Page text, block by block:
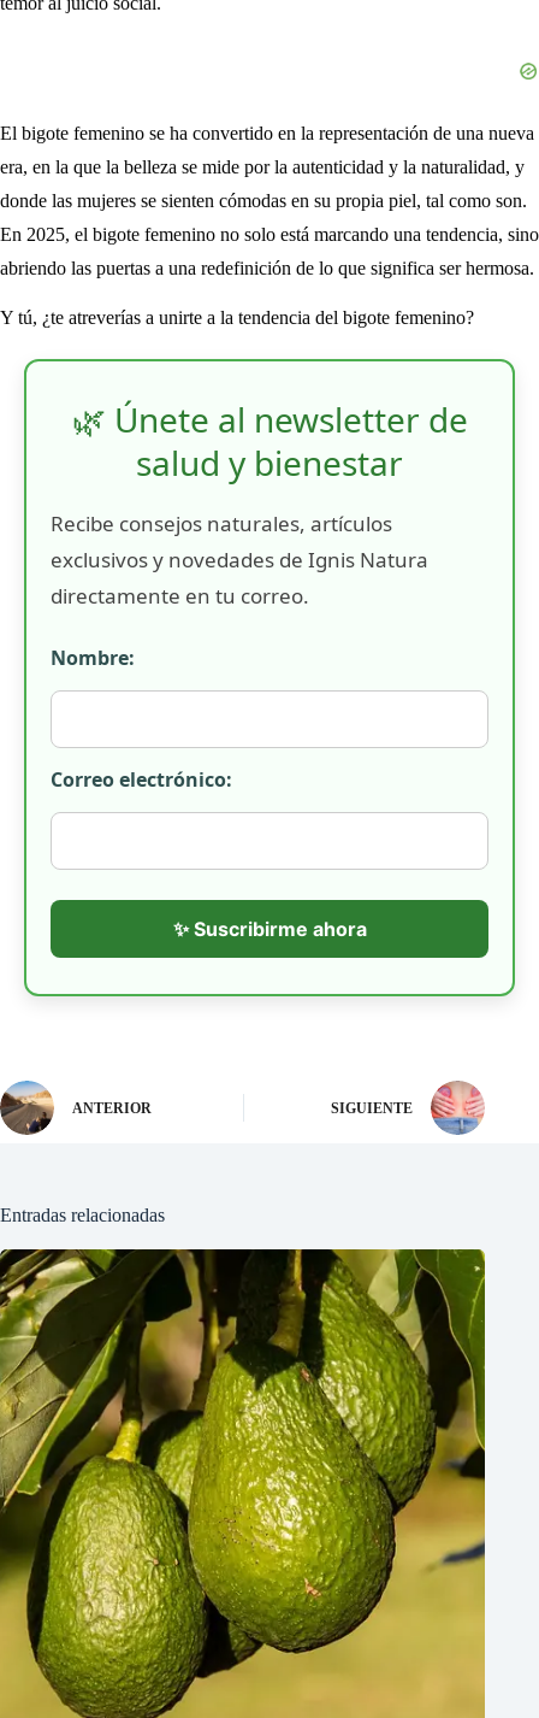
El bigote femenino se ha convertido en la representación de una nueva
era, en la que la belleza se mide por la autenticidad y la naturalidad, y
donde las mujeres se sienten cómodas en su propia piel, tal como son.
En 2025, el bigote femenino no solo está marcando una tendencia, sino
abriendo las puertas a una redefinición de lo que significa ser hermosa.
Y tú, ¿te atreverías a unirte a la tendencia del bigote femenino?
🌿 Únete al newsletter de
salud y bienestar
Recibe consejos naturales, artículos
exclusivos y novedades de Ignis Natura
directamente en tu correo.
Nombre:
Correo electrónico:
✨ Suscribirme ahora
ANTERIOR SIGUIENTE
Entradas relacionadas